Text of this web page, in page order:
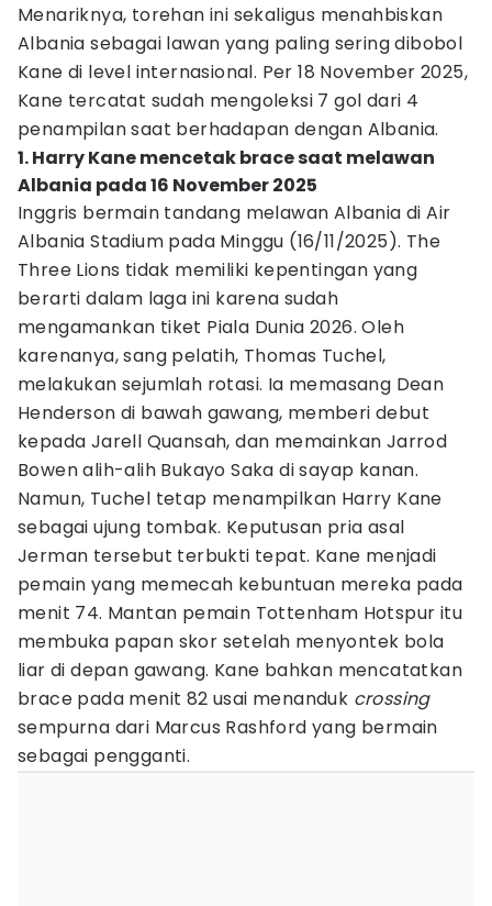
Menariknya, torehan ini sekaligus menahbiskan
Albania sebagai lawan yang paling sering dibobol
Kane di level internasional. Per 18 November 2025,
Kane tercatat sudah mengoleksi 7 gol dari 4
penampilan saat berhadapan dengan Albania.
1. Harry Kane mencetak brace saat melawan
Albania pada 16 November 2025
Inggris bermain tandang melawan Albania di Air
Albania Stadium pada Minggu (16/11/2025). The
Three Lions tidak memiliki kepentingan yang
berarti dalam laga ini karena sudah
mengamankan tiket Piala Dunia 2026. Oleh
karenanya, sang pelatih, Thomas Tuchel,
melakukan sejumlah rotasi. Ia memasang Dean
Henderson di bawah gawang, memberi debut
kepada Jarell Quansah, dan memainkan Jarrod
Bowen alih-alih Bukayo Saka di sayap kanan.
Namun, Tuchel tetap menampilkan Harry Kane
sebagai ujung tombak. Keputusan pria asal
Jerman tersebut terbukti tepat. Kane menjadi
pemain yang memecah kebuntuan mereka pada
menit 74. Mantan pemain Tottenham Hotspur itu
membuka papan skor setelah menyontek bola
liar di depan gawang. Kane bahkan mencatatkan
brace pada menit 82 usai menanduk crossing
sempurna dari Marcus Rashford yang bermain
sebagai pengganti.